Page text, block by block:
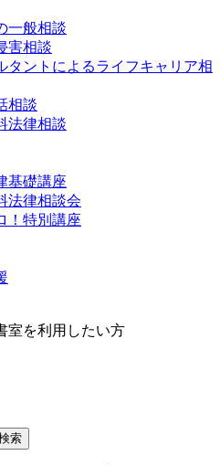
一般相談
害相談
タントによるライフキャリア相
相談
法律相談
基礎講座
法律相談会
！特別講座
室を利用したい方